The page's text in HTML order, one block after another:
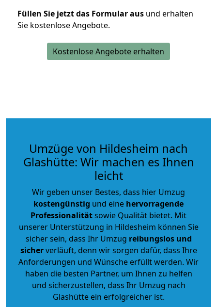
Füllen Sie jetzt das Formular aus und erhalten
Sie kostenlose Angebote.
Kostenlose Angebote erhalten
Umzüge von Hildesheim nach
Glashütte: Wir machen es Ihnen
leicht
Wir geben unser Bestes, dass hier Umzug
kostengünstig und eine hervorragende
Professionalitätsowie Qualität bietet. Mit
unserer Unterstützung in Hildesheim können Sie
sicher sein, dass Ihr Umzug reibungslos und
sicherverläuft, denn wir sorgen dafür, dass Ihre
Anforderungen und Wünsche erfüllt werden. Wir
haben die besten Partner, um Ihnen zu helfen
und sicherzustellen, dass Ihr Umzug nach
Glashütte ein erfolgreicher ist.